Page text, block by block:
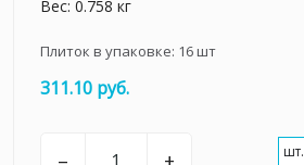
Вес: 0.758 кг
Плиток в упаковке: 16шт
311.10 руб.
шт.